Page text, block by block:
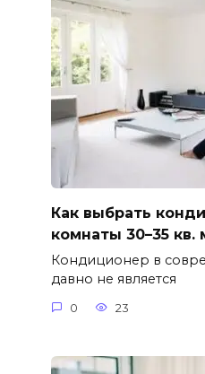
Как выбрать
комнаты 30–35 кв.
Кондиционер в
давно не является
0 23